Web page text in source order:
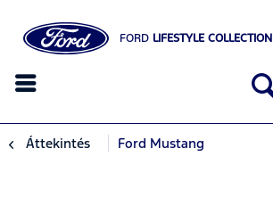
FORD LIFESTYLE COLLECTION
Áttekintés Ford Mustang